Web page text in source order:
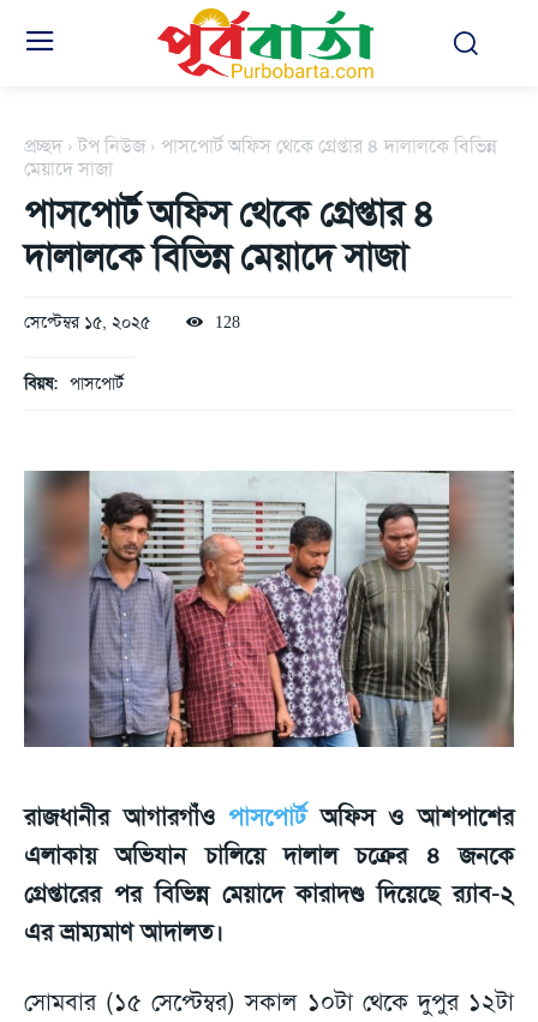
প্রচ্ছদ টপ নিউজ
পাসপোর্ট অফিস থেকে গ্রেপ্তার ৪ দালালকে বিভিন্ন
মেয়াদে সাজা
পাসপোর্ট অফিস থেকে গ্রেপ্তার ৪
দালালকে বিভিন্ন মেয়াদে সাজা
সেপ্টেম্বর ১৫, ২০২৫ 128
বিয়ষ: পাসপোর্ট
রাজধানীর আগারগাঁওপাসপোর্টঅফিস ও আশপাশের
এলাকায় অভিযান চালিয়ে দালাল চক্রের ৪ জনকে
গ্রেপ্তারের পর বিভিন্ন মেয়াদে কারাদণ্ড দিয়েছে র‌্যাব-২
এর ভ্রাম্যমাণ আদালত।
সোমবার (১৫ সেপ্টেম্বর) সকাল ১০টা থেকে দুপুর ১২টা